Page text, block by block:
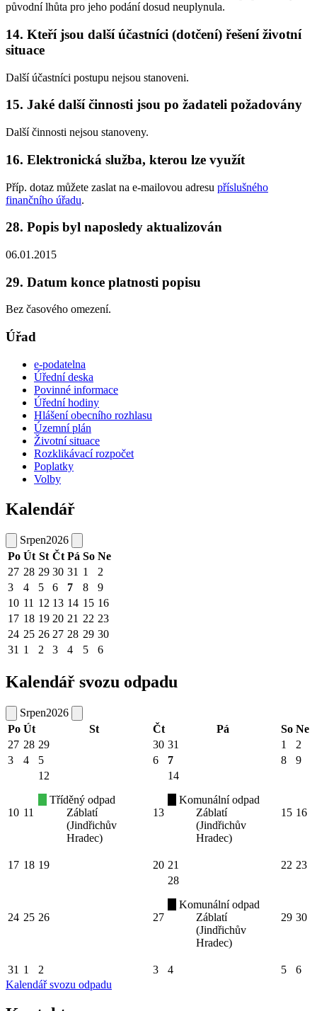
původní lhůta pro jeho podání dosud neuplynula.
14. Kteří jsou další účastníci (dotčení) řešení životní
situace
Další účastníci postupu nejsou stanoveni.
15. Jaké další činnosti jsou po žadateli požadovány
Další činnosti nejsou stanoveny.
16. Elektronická služba, kterou lze využít
Příp. dotaz můžete zaslat na e-mailovou adresu příslušného
finančního úřadu.
28. Popis byl naposledy aktualizován
06.01.2015
29. Datum konce platnosti popisu
Bez časového omezení.
Úřad
e-podatelna
Úřední deska
Povinné informace
Úřední hodiny
Hlášení obecního rozhlasu
Územní plán
Životní situace
Rozklikávací rozpočet
Poplatky
Volby
Kalendář
Srpen2026
Po Út St Čt Pá So Ne
27 28 29 30 31 1
2
3
4 5 6 7 8
9
10 11 12 13 14 15 16
17 18 19 20 21 22 23
24 25 26 27 28 29 30
31 1 2 3 4 5 6
Kalendář svozu odpadu
Srpen2026
Po Út St Čt Pá So Ne
27 28 29 30 31 1
2
3
4 5 6 7 8 9
10 11
12
Tříděný odpad
Záblatí
(Jindřichův
Hradec)
13
14
Komunální odpad
Záblatí
(Jindřichův
Hradec)
15 16
17 18 19 20 21 22 23
24 25 26 27
28
Komunální odpad
Záblatí
(Jindřichův
Hradec)
29 30
31 1 2 3 4 5
6
Kalendář svozu odpadu